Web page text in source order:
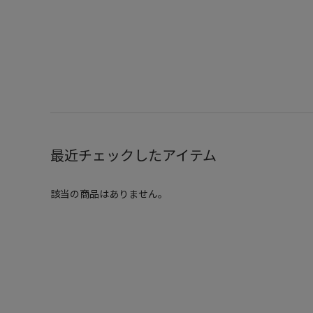
最近チェックしたアイテム
該当の商品はありません。